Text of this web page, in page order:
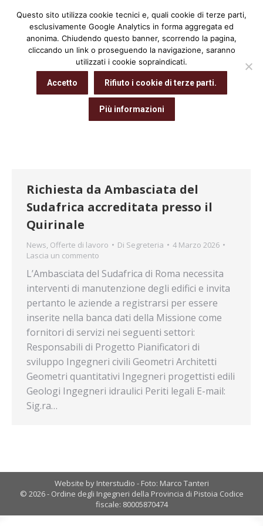
Cerca:
Archivio giornaliero:4 Marzo 2026
Tu sei qui:
Home 2026 Marzo 04
Richiesta da Ambasciata del
Sudafrica accreditata presso il
Quirinale
News, Offerte di lavoro Di Segreteria
4 Marzo 2026
Lascia un commento
L’Ambasciata del Sudafrica di Roma necessita
interventi di manutenzione degli edifici e invita
pertanto le aziende a registrarsi per essere
inserite nella banca dati della Missione come
fornitori di servizi nei seguenti settori:
Responsabili di Progetto Pianificatori di
sviluppo Ingegneri civili Geometri Architetti
Geometri quantitativi Ingegneri progettisti edili
Geologi Ingegneri idraulici Periti legali E-mail:
Sig.ra…
Website by Interstudio - Foto: Marco Tanteri
© 2026 - Ordine degli Ingegneri della Provincia di Pistoia Codice
fiscale: 80005870474
Questo sito utilizza cookie tecnici e, quali cookie di terze parti,
esclusivamente Google Analytics in forma aggregata ed
anonima. Chiudendo questo banner, scorrendo la pagina,
cliccando un link o proseguendo la navigazione, saranno
utilizzati i cookie sopraindicati.
Accetto Rifiuto i cookie di terze parti.
Più informazioni